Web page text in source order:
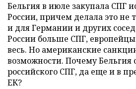
Бельгия в июле закупала СПГ
России, причем делала это не
и для Германии и других
России больше СПГ,
весь. Но американские
возможности. Почему Бельгия
российского СПГ, да еще и в
ЕК?